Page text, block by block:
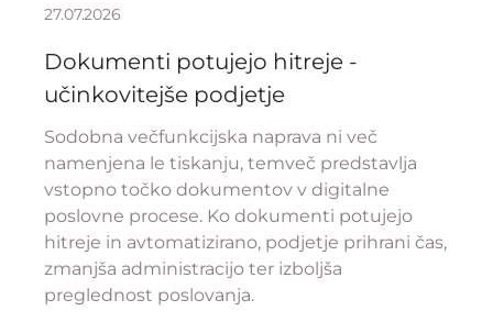
27.07.2026
Dokumenti potujejo hitreje -
učinkovitejše podjetje
Sodobna večfunkcijska naprava ni več
namenjena le tiskanju, temveč predstavlja
vstopno točko dokumentov v digitalne
poslovne procese. Ko dokumenti potujejo
hitreje in avtomatizirano, podjetje prihrani čas,
zmanjša administracijo ter izboljša
preglednost poslovanja.